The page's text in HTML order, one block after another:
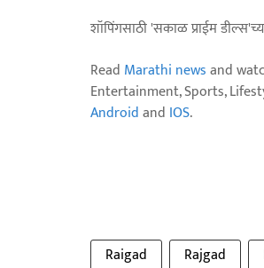
शॉपिंगसाठी 'सकाळ प्राईम
Read Marathi newsand
Entertainment, Sports,
Androidand IOS.
Raigad Rajgad